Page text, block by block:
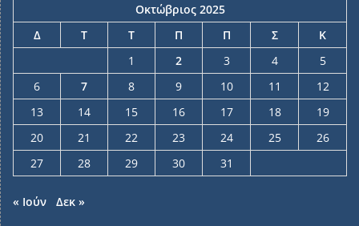
Οκτώβριος 2025
Δ
Τ Τ Π Π Σ
Κ
1
2 3 4
5
6
7 8 9 10 11
12
13
14 15 16 17 18
19
20
21 22 23 24 25
26
27
28 29 30 31
« Ιούν Δεκ »